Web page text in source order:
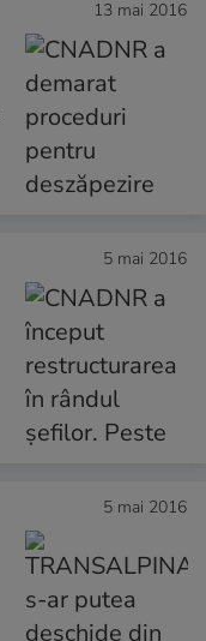
13 mai 2016
5 mai 2016
5 mai 2016